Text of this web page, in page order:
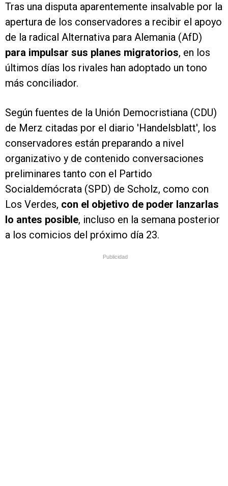
Tras una disputa aparentemente insalvable por la
apertura de los conservadores a recibir el apoyo
de la radical Alternativa para Alemania (AfD)
para impulsar sus planes migratorios, en los
últimos días los rivales han adoptado un tono
más conciliador.
Según fuentes de la Unión Democristiana (CDU)
de Merz citadas por el diario 'Handelsblatt', los
conservadores están preparando a nivel
organizativo y de contenido conversaciones
preliminares tanto con el Partido
Socialdemócrata (SPD) de Scholz, como con
Los Verdes, con el objetivo de poder lanzarlas
lo antes posible, incluso en la semana posterior
a los comicios del próximo día 23.
Publicidad